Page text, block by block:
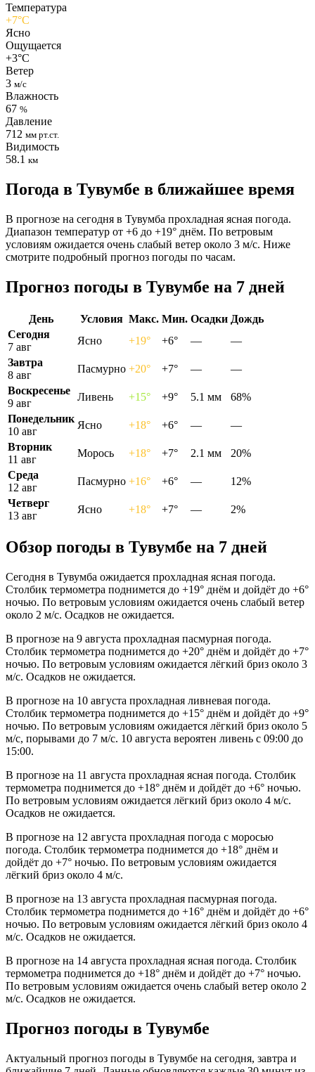
Температура
+7°C
Ясно
Ощущается
+3°C
Ветер
3 м/с
Влажность
67 %
Давление
712 мм рт.ст.
Видимость
58.1 км
Погода в Тувумбе в ближайшее время
В прогнозе на сегодня в Тувумба прохладная ясная погода.
Диапазон температур от +6 до +19° днём. По ветровым
условиям ожидается очень слабый ветер около 3 м/с. Ниже
смотрите подробный прогноз погоды по часам.
Прогноз погоды в Тувумбе на 7 дней
День Условия Макс. Мин. Осадки Дождь
Сегодня
7 авг
Ясно +19° +6° —
—
Завтра
8 авг
Пасмурно +20° +7° —
—
Воскресенье
9 авг
Ливень +15° +9° 5.1 мм
68%
Понедельник
10 авг
Ясно +18° +6° —
—
Вторник
11 авг
Морось +18° +7° 2.1 мм
20%
Среда
12 авг
Пасмурно +16° +6° —
12%
Четверг
13 авг
Ясно +18° +7° — 2%
Обзор погоды в Тувумбе на 7 дней
Сегодня в Тувумба ожидается прохладная ясная погода.
Столбик термометра поднимется до +19° днём и дойдёт до +6°
ночью. По ветровым условиям ожидается очень слабый ветер
около 2 м/с. Осадков не ожидается.
В прогнозе на 9 августа прохладная пасмурная погода.
Столбик термометра поднимется до +20° днём и дойдёт до +7°
ночью. По ветровым условиям ожидается лёгкий бриз около 3
м/с. Осадков не ожидается.
В прогнозе на 10 августа прохладная ливневая погода.
Столбик термометра поднимется до +15° днём и дойдёт до +9°
ночью. По ветровым условиям ожидается лёгкий бриз около 5
м/с, порывами до 7 м/с. 10 августа вероятен ливень с 09:00 до
15:00.
В прогнозе на 11 августа прохладная ясная погода. Столбик
термометра поднимется до +18° днём и дойдёт до +6° ночью.
По ветровым условиям ожидается лёгкий бриз около 4 м/с.
Осадков не ожидается.
В прогнозе на 12 августа прохладная погода с моросью
погода. Столбик термометра поднимется до +18° днём и
дойдёт до +7° ночью. По ветровым условиям ожидается
лёгкий бриз около 4 м/с.
В прогнозе на 13 августа прохладная пасмурная погода.
Столбик термометра поднимется до +16° днём и дойдёт до +6°
ночью. По ветровым условиям ожидается лёгкий бриз около 4
м/с. Осадков не ожидается.
В прогнозе на 14 августа прохладная ясная погода. Столбик
термометра поднимется до +18° днём и дойдёт до +7° ночью.
По ветровым условиям ожидается очень слабый ветер около 2
м/с. Осадков не ожидается.
Прогноз погоды в Тувумбе
Актуальный прогноз погоды в Тувумбе на сегодня, завтра и